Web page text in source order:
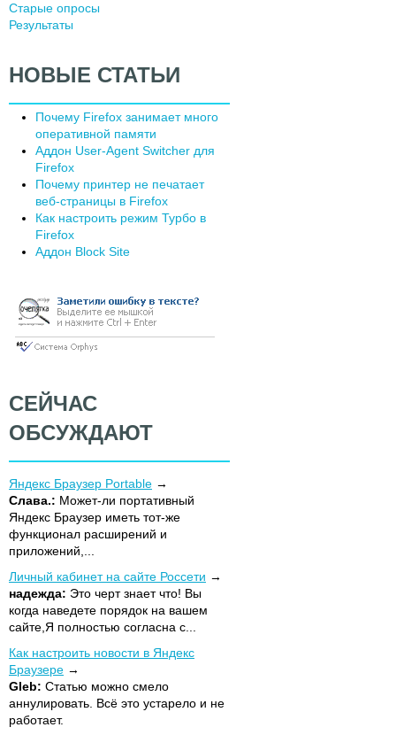
ы
Старые опросы
Результаты
НОВЫЕ СТАТЬИ
Почему Firefox занимает много
оперативной памяти
Аддон User-Agent Switcher для
Firefox
Почему принтер не печатает
веб-страницы в Firefox
Как настроить режим Турбо в
Firefox
Аддон Block Site
СЕЙЧАС
ОБСУЖДАЮТ
Яндекс Браузер Portable
Слава.: Может-ли портативный
Яндекс Браузер иметь тот-же
функционал расширений и
приложений,...
Личный кабинет на сайте Россети
надежда: Это черт знает что! Вы
когда наведете порядок на вашем
сайте,Я полностью согласна с...
Как настроить новости в Яндекс
Браузере
Gleb: Статью можно смело
аннулировать. Всё это устарело и не
работает.